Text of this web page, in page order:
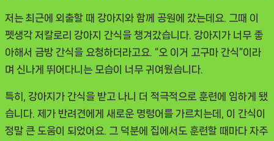
저는 최근에 외출할 때 강아지와 함께 공원에 갔는데요. 그때 이
펫생각 저칼로리 강아지 간식을 챙겨갔습니다. 강아지가 너무 좋
아해서 금방 간식을 요청하더라고요. “오 이거 고구마 간식”이라
며 신나게 뛰어다니는 모습이 너무 귀여웠습니다.
특히, 강아지가 간식을 받고 나니 더 적극적으로 훈련에 임하게 됐
습니다. 제가 반려견에게 새로운 명령어를 가르치는데, 이 간식이
정말 큰 도움이 되었어요. 그 덕분에 집에서도 훈련할 때마다 자주